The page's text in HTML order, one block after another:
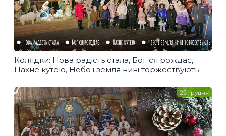
Колядки: Нова радість стала, Бог ся рождає,
Пахне кутею, Небо і земля нині торжествують
22 грудня